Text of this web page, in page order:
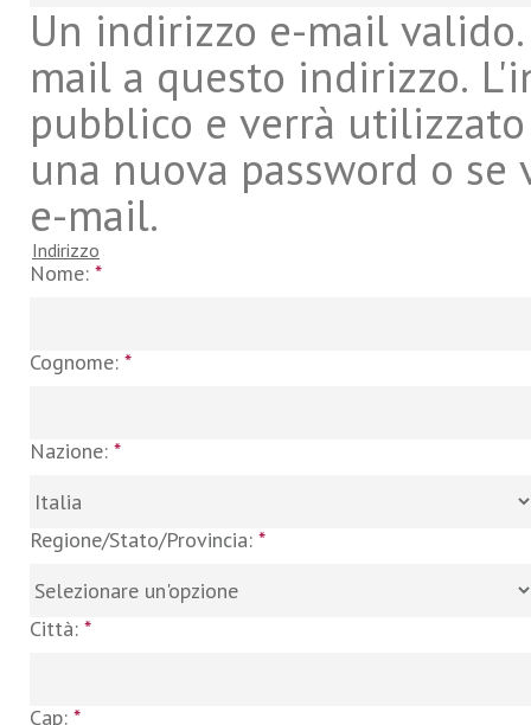
Un indirizzo e-mail
mail a questo indirizzo.
pubblico e verrà
una nuova password o
e-mail.
Indirizzo
Nome: *
Cognome: *
Nazione: *
Regione/Stato/Provincia: *
Città: *
Cap: *